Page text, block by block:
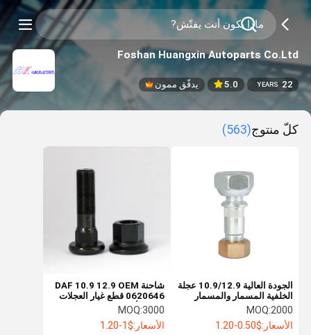
Foshan Huangxin Autoparts Co.Ltd
22
YEARS
5.0 يدقّق ممون
كلّ منتوج(563)
شاحنة DAF 10.9 12.9 OEM
0620646 قطع غيار العجلات
عالية الأداء العجلات العجلات
MOQ:3000
الأسعار:$1-1.20
الجودة العالية 10.9/12.9 عجلة
الخلفية المسمار والمسمار
TXD HX-ISU004R
MOQ:2000
الأسعار:$0.50-1.20